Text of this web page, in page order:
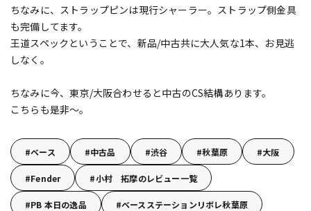
ちなみに、ストラップピンは現行シャーラー。ストラップ側金具
も完備してます。
王道スペックということで、新品/中古共に大人気な1本、お見逃
しなく。
ちなみに今、東京/大阪合わせると中古のCS結構あります。
こちらも是非～。
ベース 中古品 渋谷 秋葉原 大阪
Fender 小村 拓摩のレビュー一覧
PB 本日の逸品 ベースステーションリボレ秋葉原